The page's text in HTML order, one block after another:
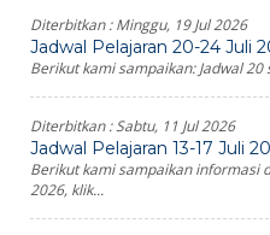
Diterbitkan :Minggu, 19 Jul 2026
Jadwal Pelajaran 20-24 Juli
Berikut kami sampaikan: Jadwal 20
Diterbitkan :Sabtu, 11 Jul 2026
Jadwal Pelajaran 13-17 Juli
Berikut kami sampaikan informasi
2026, klik...